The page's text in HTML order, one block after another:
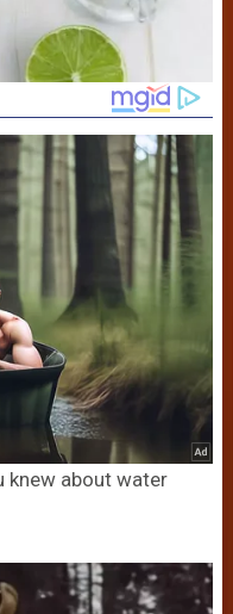
knew about water